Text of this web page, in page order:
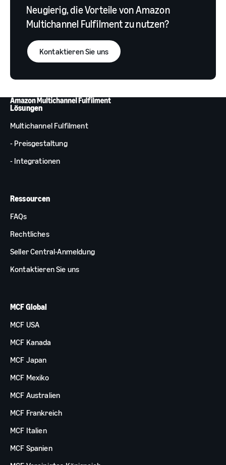
Neugierig, die Vorteile von Amazon
Multichannel Fulfilment zu nutzen?
Kontaktieren Sie uns
Lösungen
Multichannel Fulfilment
- Preisgestaltung
- Integrationen
Ressourcen
FAQs
Rechtliches
Seller Central-Anmeldung
Kontaktieren Sie uns
MCF Global
MCF USA
MCF Kanada
MCF Japan
MCF Mexiko
MCF Australien
MCF Frankreich
MCF Italien
MCF Spanien